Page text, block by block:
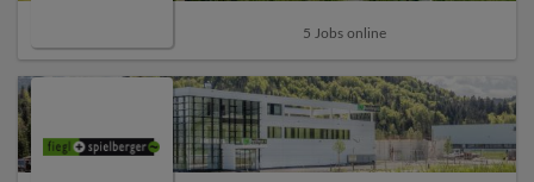
5 Jobs online